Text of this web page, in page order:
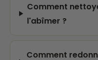
Comment
l'abîmer ?
Comment